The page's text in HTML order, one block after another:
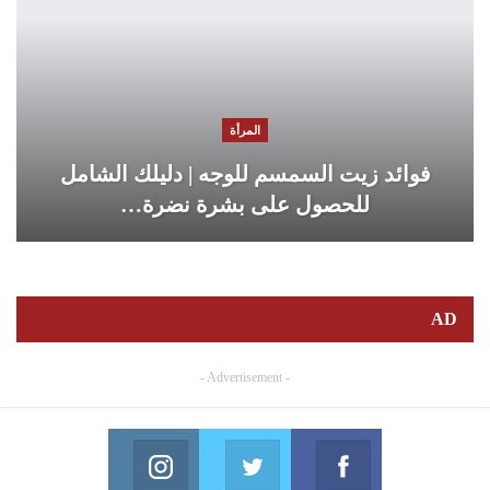
المرأة
فوائد زيت السمسم للوجه | دليلك الشامل
للحصول على بشرة نضرة…
AD
- Advertisement -
Facebook
Join us on Facebook
Twitter
Join us on Twitter